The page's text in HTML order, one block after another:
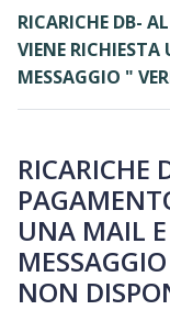
RICARICHE DB-
VIENE
MESSAGGIO "
RICARICHE
UNA MAIL
NON